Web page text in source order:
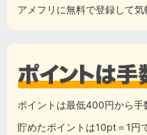
アメフリに無料で登録して
ポイントは最低400円から手
貯めたポイントは10pt＝1円